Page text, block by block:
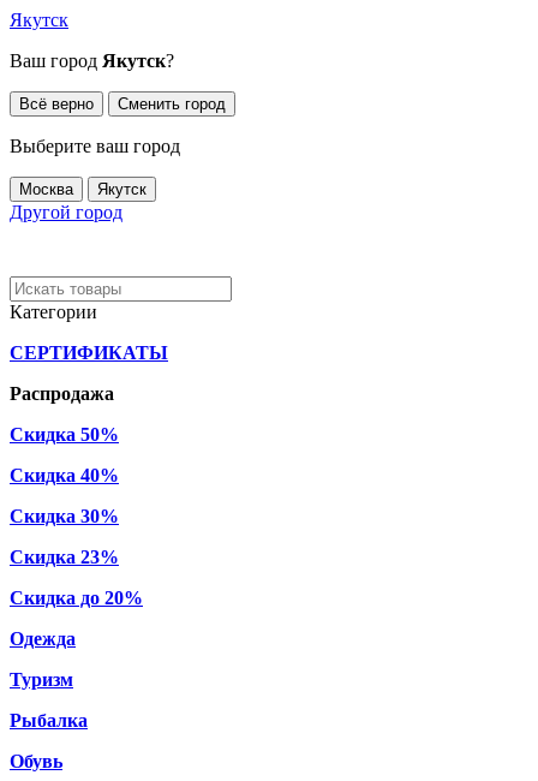
Якутск
Ваш город Якутск?
Всё верно Сменить город
Выберите ваш город
Москва Якутск
Другой город
Категории
СЕРТИФИКАТЫ
Распродажа
Скидка 50%
Скидка 40%
Скидка 30%
Скидка 23%
Скидка до 20%
Одежда
Туризм
Рыбалка
Обувь